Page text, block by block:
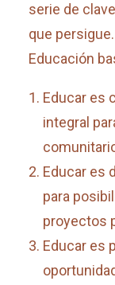
serie de
que
Educación
Educar es
integral
Educar es
para
proyectos
Educar es